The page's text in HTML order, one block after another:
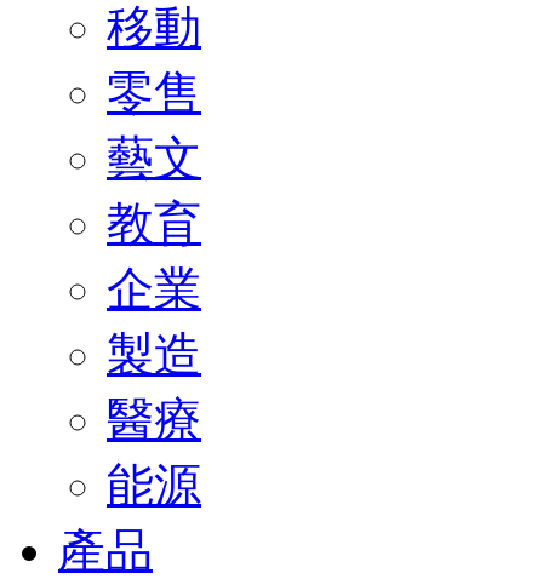
移動
零售
藝文
教育
企業
製造
醫療
能源
產品